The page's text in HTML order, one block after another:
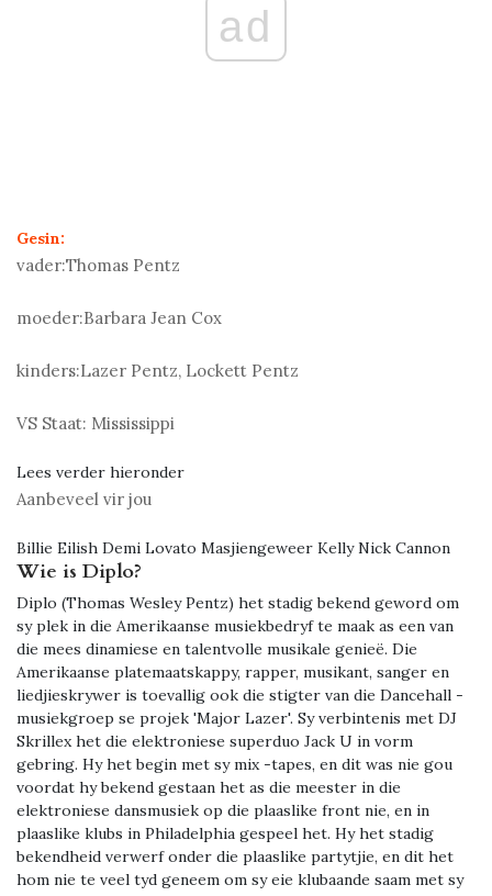
ad
Gesin:
vader:Thomas Pentz
moeder:Barbara Jean Cox
kinders:Lazer Pentz, Lockett Pentz
VS Staat: Mississippi
Lees verder hieronder
Aanbeveel vir jou
Billie Eilish Demi Lovato Masjiengeweer Kelly Nick Cannon
Wie is Diplo?
Diplo (Thomas Wesley Pentz) het stadig bekend geword om
sy plek in die Amerikaanse musiekbedryf te maak as een van
die mees dinamiese en talentvolle musikale genieë. Die
Amerikaanse platemaatskappy, rapper, musikant, sanger en
liedjieskrywer is toevallig ook die stigter van die Dancehall -
musiekgroep se projek 'Major Lazer'. Sy verbintenis met DJ
Skrillex het die elektroniese superduo Jack U in vorm
gebring. Hy het begin met sy mix -tapes, en dit was nie gou
voordat hy bekend gestaan ​​het as die meester in die
elektroniese dansmusiek op die plaaslike front nie, en in
plaaslike klubs in Philadelphia gespeel het. Hy het stadig
bekendheid verwerf onder die plaaslike partytjie, en dit het
hom nie te veel tyd geneem om sy eie klubaande saam met sy